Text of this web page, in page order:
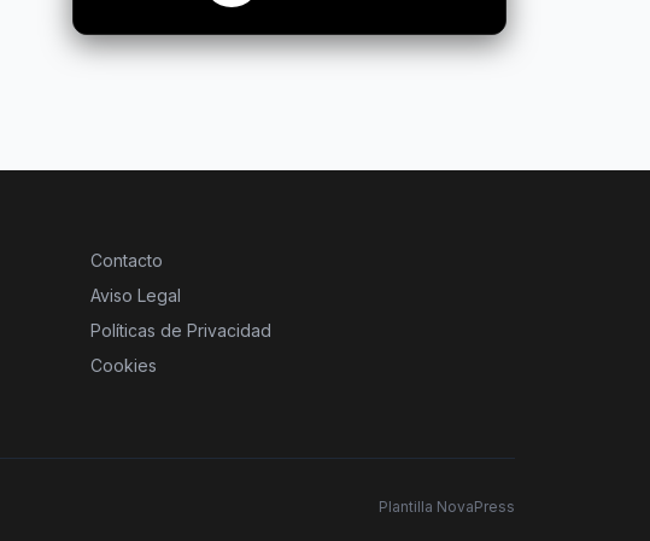
Contacto
Aviso Legal
Políticas de Privacidad
Cookies
Plantilla NovaPress